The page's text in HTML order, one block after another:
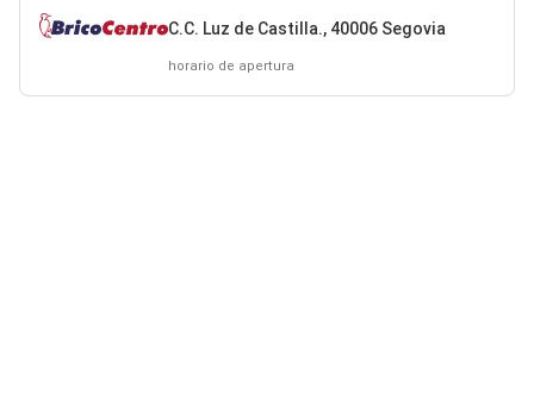
C.C. Luz de Castilla., 40006 Segovia
horario de apertura